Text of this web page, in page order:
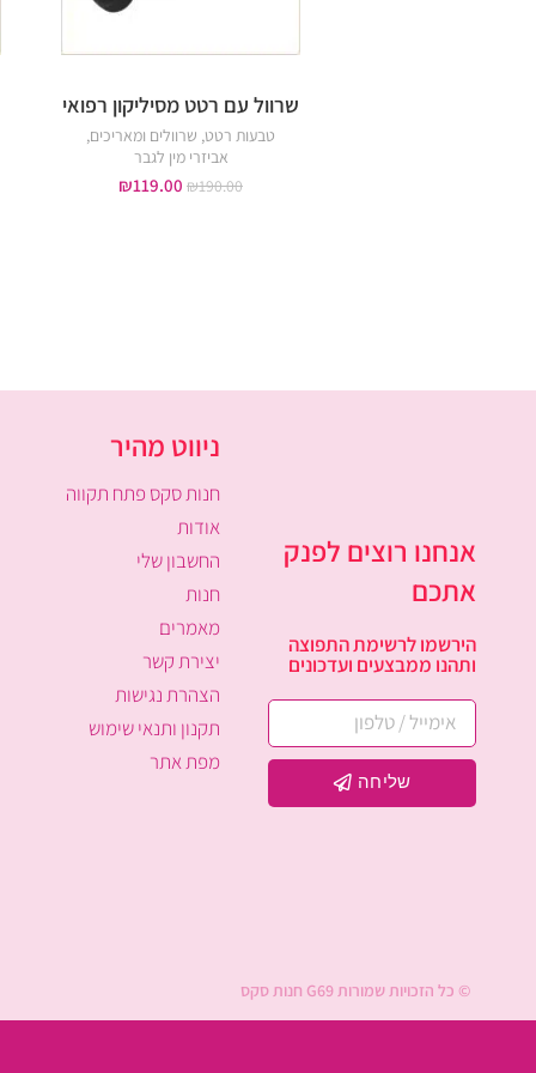
שרוול עם רטט מסיליקון רפואי
טבעות רטט, שרוולים ומאריכים,
אביזרי מין לגבר
₪190.00
₪119.00
אנחנו רוצים לפנק
אתכם
הירשמו לרשימת התפוצה
ותהנו ממבצעים ועדכונים
שליחה
ניווט מהיר
חנות סקס פתח תקווה
אודות
החשבון שלי
חנות
מאמרים
יצירת קשר
הצהרת נגישות
תקנון ותנאי שימוש
מפת אתר
© כל הזכויות שמורות G69 חנות סקס